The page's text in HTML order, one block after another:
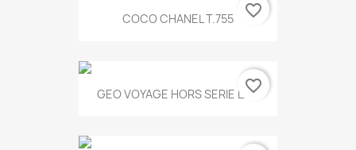
COCO CHANEL T.755 favorite_border
GEO VOYAGE HORS SERIE LA...
favorite_border